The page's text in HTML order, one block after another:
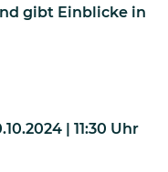
gibt Einblicke in
| 11:30 Uhr